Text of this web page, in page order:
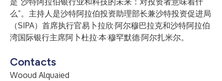
么”。主持人是沙特阿拉伯投资助理部长兼沙特投资促进局
（SIPA）首席执行官易卜拉欣·阿尔穆巴拉克和沙特阿拉伯
湾国际银行主席阿卜杜拉·本·穆罕默德·阿尔扎米尔。
Contacts
Wooud Alquaied